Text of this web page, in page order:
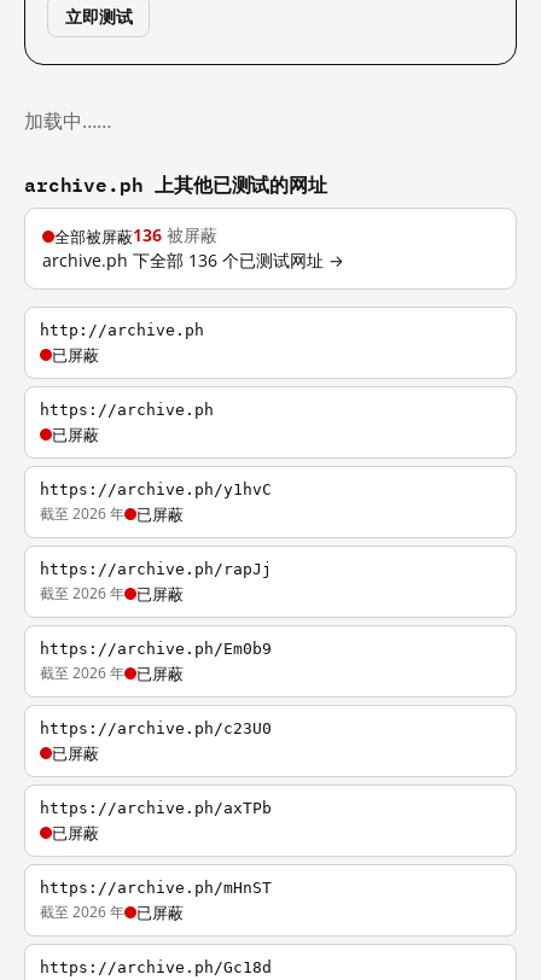
立即测试
加载中……
archive.ph 上其他已测试的网址
全部被屏蔽136 被屏蔽
archive.ph 下全部 136 个已测试网址 →
http://archive.ph
已屏蔽
https://archive.ph
已屏蔽
https://archive.ph/y1hvC
截至 2026 年 已屏蔽
https://archive.ph/rapJj
截至 2026 年 已屏蔽
https://archive.ph/Em0b9
截至 2026 年 已屏蔽
https://archive.ph/c23U0
已屏蔽
https://archive.ph/axTPb
已屏蔽
https://archive.ph/mHnST
截至 2026 年 已屏蔽
https://archive.ph/Gc18d